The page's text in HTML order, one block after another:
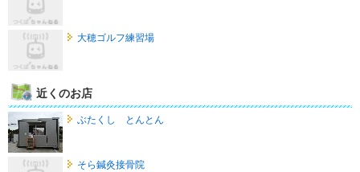
大穂ゴルフ練習場
近くのお店
ぶたくし とんとん
そら鍼灸接骨院